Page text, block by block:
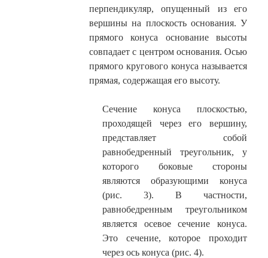
перпендикуляр, опущенный из его
вершины на плоскость основания. У
прямого конуса основание высоты
совпадает с центром основания. Осью
прямого кругового конуса называется
прямая, содержащая его высоту.
Сечение конуса плоскостью,
проходящей через его вершину,
представляет собой
равнобедренный треугольник, у
которого боковые стороны
являются образующими конуса
(рис. 3). В частности,
равнобедренным треугольником
является осевое сечение конуса.
Это сечение, которое проходит
через ось конуса (рис. 4).